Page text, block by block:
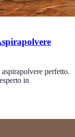
perfetto.
in